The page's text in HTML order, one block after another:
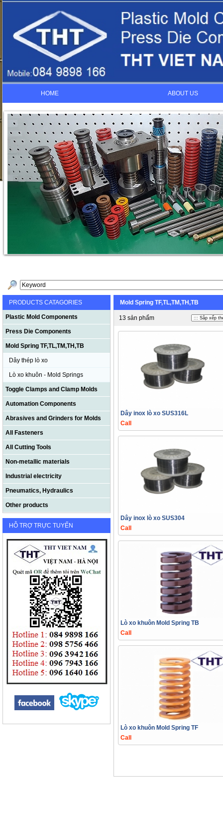
HOME ABOUT US
PRODUCTS CATAGORIES
Plastic Mold Components
Press Die Components
Mold Spring TF,TL,TM,TH,TB
Dây thép lò xo
Lò xo khuôn - Mold Springs
Toggle Clamps and Clamp Molds
Automation Components
Abrasives and Grinders for Molds
All Fasteners
All Cutting Tools
Non-metallic materials
Industrial electricity
Pneumatics, Hydraulics
Other products
HỖ TRỢ TRỰC TUYẾN
Mold Spring TF,TL,TM,TH,TB
13 sản phẩm
Dây inox lò xo SUS316L
Call
Dây inox lò xo SUS304
Call
Lò xo khuôn Mold Spring TB
Call
Lò xo khuôn Mold Spring TF
Call